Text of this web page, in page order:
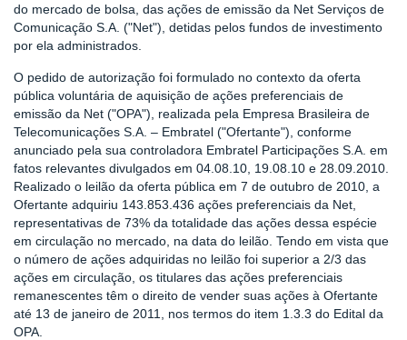
do mercado de bolsa, das ações de emissão da Net Serviços de
Comunicação S.A. ("Net"), detidas pelos fundos de investimento
por ela administrados.
O pedido de autorização foi formulado no contexto da oferta
pública voluntária de aquisição de ações preferenciais de
emissão da Net ("OPA"), realizada pela Empresa Brasileira de
Telecomunicações S.A. – Embratel ("Ofertante"), conforme
anunciado pela sua controladora Embratel Participações S.A. em
fatos relevantes divulgados em 04.08.10, 19.08.10 e 28.09.2010.
Realizado o leilão da oferta pública em 7 de outubro de 2010, a
Ofertante adquiriu 143.853.436 ações preferenciais da Net,
representativas de 73% da totalidade das ações dessa espécie
em circulação no mercado, na data do leilão. Tendo em vista que
o número de ações adquiridas no leilão foi superior a 2/3 das
ações em circulação, os titulares das ações preferenciais
remanescentes têm o direito de vender suas ações à Ofertante
até 13 de janeiro de 2011, nos termos do item 1.3.3 do Edital da
OPA.